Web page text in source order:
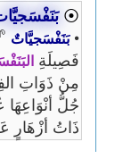
⦿
• بَنَفْسَجيَّاتٌ
فَصِيلَةِ
مِنْ ذَوَاتِ
جُلُّ أنْوَاعِهَا
ذَاتُ أزْهَارٍ